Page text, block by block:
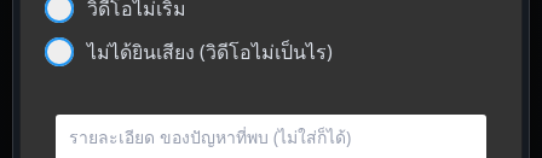
วิดีโอไม่เริ่ม
ไม่ได้ยินเสียง (วิดีโอไม่เป็นไร)